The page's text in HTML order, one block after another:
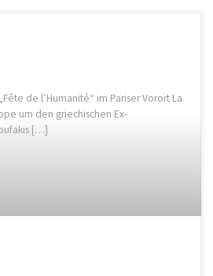
de l’Humanité“ im Pariser Vorort La
um den griechischen Ex-
[…]